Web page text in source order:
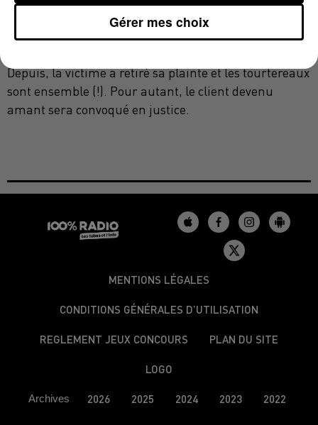
en début de semaine. Il a partiellement reconnu les
faits, indiquant ne pas avoir vraiment voulu
Depuis, la victime a retiré sa plainte et les tourtereaux
sont ensemble (!). Pour autant, le client devenu
amant sera convoqué en justice.
MENTIONS LÉGALES
CONDITIONS GÉNÉRALES D’UTILISATION
REGLEMENT JEUX CONCOURS PLAN DU SITE
LOGO
Archives 2026 2025 2024 2023 2022
Gérer mes choix